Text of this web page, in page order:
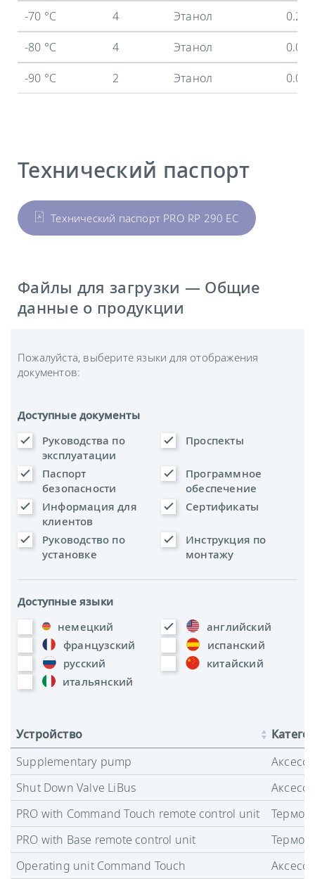
-70 °C
4 Этанол
0.21
-80 °C
4 Этанол
0.09
-90 °C
2 Этанол 0.01
Технический паспорт
Технический паспорт PRO RP 290 EC
Файлы для загрузки — Общие
данные о продукции
Пожалуйста, выберите языки для отображения
документов:
Доступные документы
Руководства по
эксплуатации
Проспекты
Паспорт
безопасности
Программное
обеспечение
Информация для
клиентов
Сертификаты
Руководство по
установке
Инструкция по
монтажу
Доступные языки
немецкий
английский
французский
испанский
русский
китайский
итальянский
Устройство
Supplementary pump
Shut Down Valve LiBus
PRO with Command Touch remote control unit
PRO with Base remote control unit
Operating unit Command Touch